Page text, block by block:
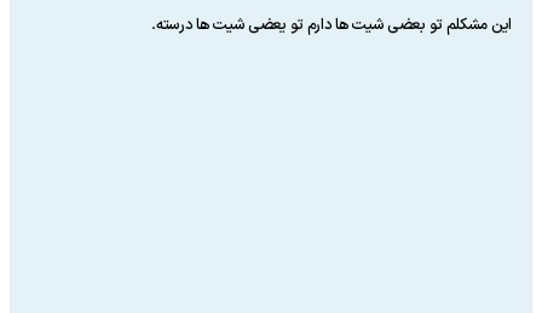
این مشکلم تو بعضی شیت ها دارم تو یعضی شیت ها درسته.